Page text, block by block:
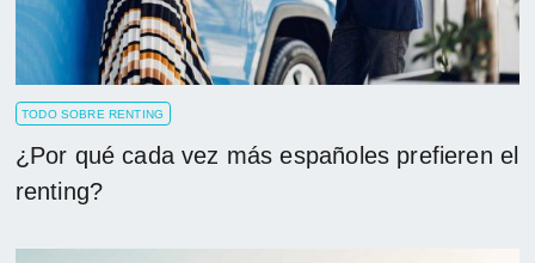
TODO SOBRE RENTING
¿Por qué cada vez más españoles prefieren el
renting?